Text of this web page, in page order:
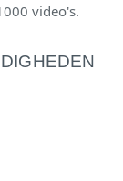
video's.